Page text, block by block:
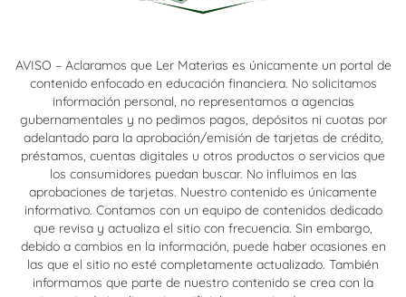
AVISO – Aclaramos que Ler Materias es únicamente un portal de
contenido enfocado en educación financiera. No solicitamos
información personal, no representamos a agencias
gubernamentales y no pedimos pagos, depósitos ni cuotas por
adelantado para la aprobación/emisión de tarjetas de crédito,
préstamos, cuentas digitales u otros productos o servicios que
los consumidores puedan buscar. No influimos en las
aprobaciones de tarjetas. Nuestro contenido es únicamente
informativo. Contamos con un equipo de contenidos dedicado
que revisa y actualiza el sitio con frecuencia. Sin embargo,
debido a cambios en la información, puede haber ocasiones en
las que el sitio no esté completamente actualizado. También
informamos que parte de nuestro contenido se crea con la